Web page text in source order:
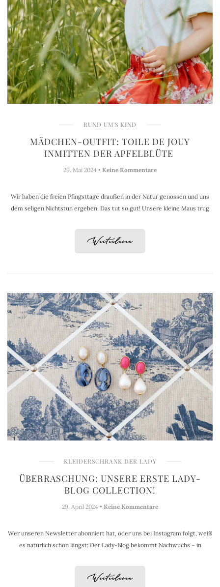
RUND UM'S KIND
MÄDCHEN-OUTFIT: TOILE DE JOUY
INMITTEN DER APFELBLÜTE
29. Mai 2024 • Keine Kommentare
Wir haben die freien Pfingsttage draußen in der Natur genossen und uns
dem seligen Nichtstun ergeben. Das tut so gut! Unsere kleine Maus trug
Weiterlesen
KLEIDERSCHRANK DER LADY
ÜBERRASCHUNG: UNSERE ERSTE LADY-
BLOG COLLECTION!
29. April 2024 • Keine Kommentare
Wer unseren Newsletter abonniert hat, oder uns bei Instagram folgt, weiß
es natürlich schon längst: Der Lady-Blog bekommt Nachwuchs – in
Weiterlesen